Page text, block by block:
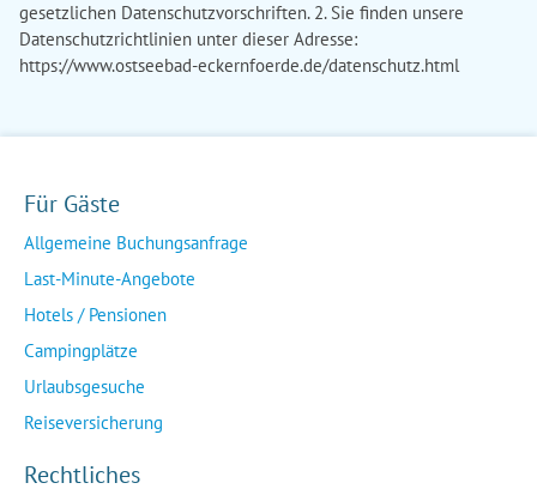
gesetzlichen Datenschutzvorschriften. 2. Sie finden unsere
Datenschutzrichtlinien unter dieser Adresse:
https://www.ostseebad-eckernfoerde.de/datenschutz.html
Für Gäste
Allgemeine Buchungsanfrage
Last-Minute-Angebote
Hotels / Pensionen
Campingplätze
Urlaubsgesuche
Reiseversicherung
Rechtliches